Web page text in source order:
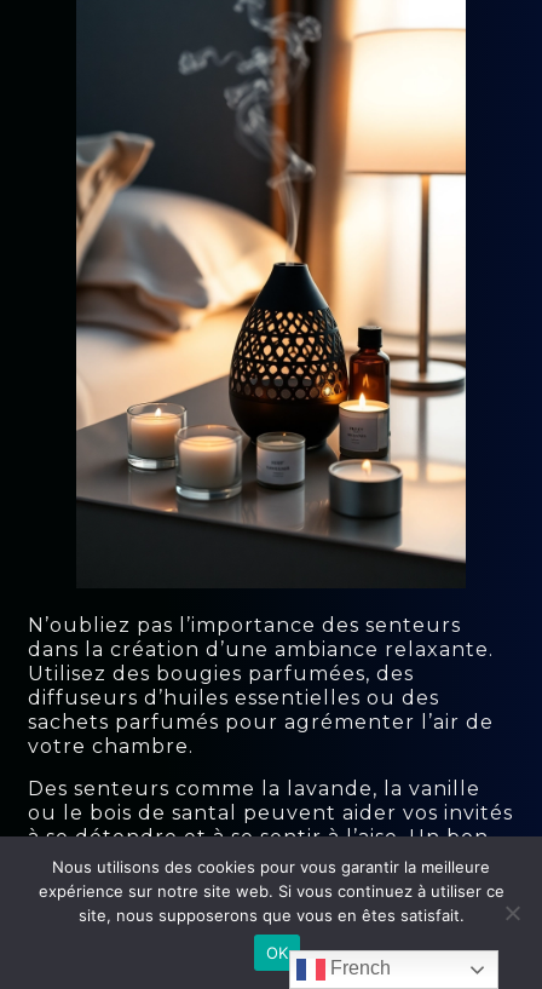
N’oubliez pas l’importance des senteurs
dans la création d’une ambiance relaxante.
Utilisez des bougies parfumées, des
diffuseurs d’huiles essentielles ou des
sachets parfumés pour agrémenter l’air de
votre chambre.
Des senteurs comme la lavande, la vanille
ou le bois de santal peuvent aider vos invités
à se détendre et à se sentir à l’aise. Un bon
parfum peut vraiment faire la différence
dans l’expérience de vos visiteurs.
Conclusion
French
Nous utilisons des cookies pour vous garantir la meilleure
expérience sur notre site web. Si vous continuez à utiliser ce
site, nous supposerons que vous en êtes satisfait.
OK